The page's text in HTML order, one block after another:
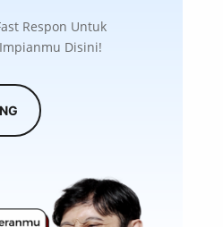
Respon Untuk
Disini!